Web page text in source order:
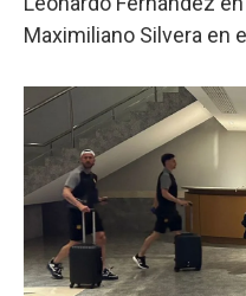
Maximiliano Silvera en